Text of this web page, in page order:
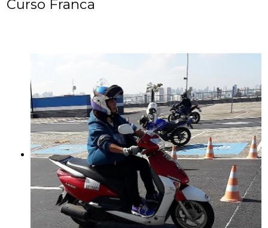
Curso Franca